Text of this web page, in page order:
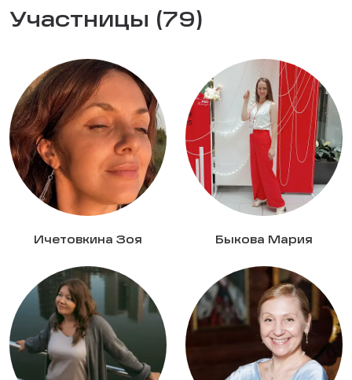
Участницы (79)
Ичетовкина Зоя Быкова Мария